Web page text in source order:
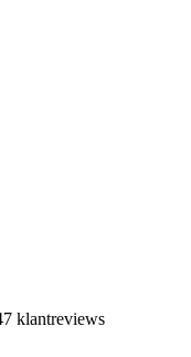
klantreviews